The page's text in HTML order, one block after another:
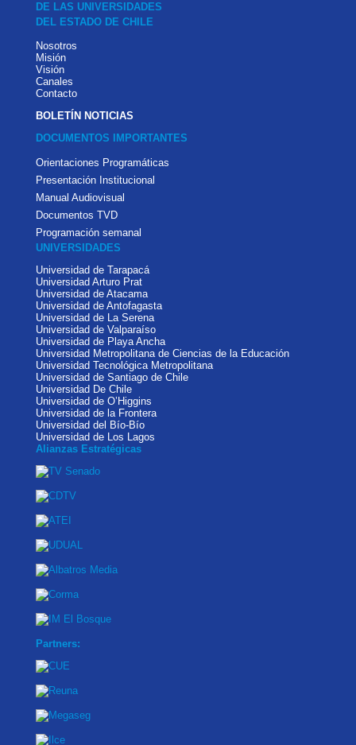
DE LAS UNIVERSIDADES
DEL ESTADO DE CHILE
Nosotros
Misión
Visión
Canales
Contacto
BOLETÍN NOTICIAS
DOCUMENTOS IMPORTANTES
Orientaciones Programáticas
Presentación Institucional
Manual Audiovisual
Documentos TVD
Programación semanal
UNIVERSIDADES
Universidad de Tarapacá
Universidad Arturo Prat
Universidad de Atacama
Universidad de Antofagasta
Universidad de La Serena
Universidad de Valparaíso
Universidad de Playa Ancha
Universidad Metropolitana de Ciencias de la Educación
Universidad Tecnológica Metropolitana
Universidad de Santiago de Chile
Universidad De Chile
Universidad de O’Higgins
Universidad de la Frontera
Universidad del Bío-Bío
Universidad de Los Lagos
Alianzas Estratégicas
Partners: